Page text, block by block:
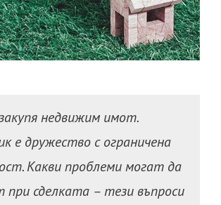
недвижим имот.
е дружество с ограничена
Какви проблеми могат да
при сделката – тези въпроси